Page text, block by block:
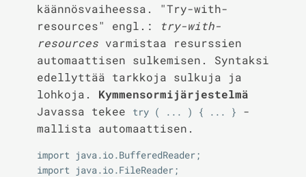
käännösvaiheessa. "Try-with-
resources" engl.:
try-with-
resourcesvarmistaa resurssien
automaattisen sulkemisen. Syntaksi
edellyttää tarkkoja sulkuja ja
lohkoja. Kymmensormijärjestelmä
Javassa tekee
try ( ... ) { ... } -
mallista automaattisen.
import java.io.BufferedReader;
import java.io.FileReader;